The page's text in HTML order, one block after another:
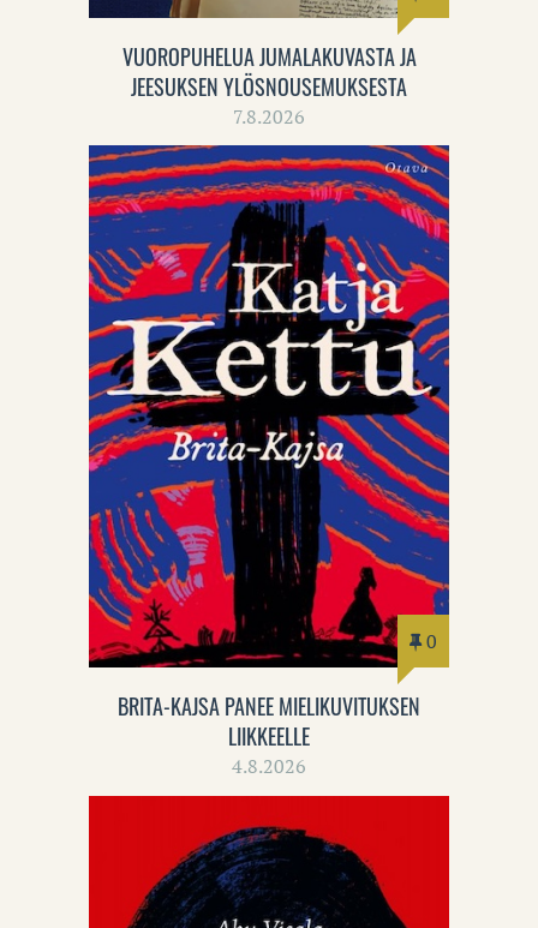
VUOROPUHELUA JUMALAKUVASTA JA
JEESUKSEN YLÖSNOUSEMUKSESTA
7.8.2026
0
BRITA-KAJSA PANEE MIELIKUVITUKSEN
LIIKKEELLE
4.8.2026